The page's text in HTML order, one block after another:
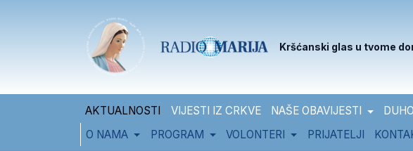
Kršćanski glas u tvome
AKTUALNOSTI VIJESTI IZ CRKVE NAŠE OBAVIJESTI
O NAMA
PROGRAM VOLONTERI PRIJATELJI